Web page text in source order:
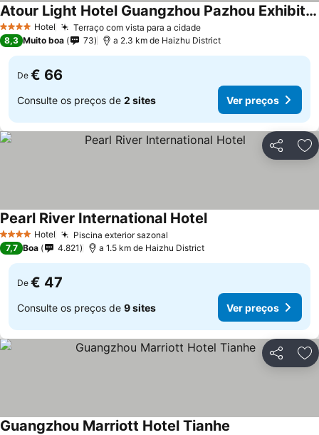
4 EstrelasHotel Terraço com vista para a cidade
Atour Light Hotel Guangzhou Pazhou Exhibition Canton Tower Subway Station
8,3 Muito boa 73 a 2.3 km de Haizhu District
De € 66
Consulte os preços de 2 sites Ver preços
Partilhar
4 EstrelasHotel Piscina exterior sazonal
Pearl River International Hotel
7,7 Boa 4.821 a 1.5 km de Haizhu District
De € 47
Consulte os preços de 9 sites Ver preços
Partilhar
Guangzhou Marriott Hotel Tianhe